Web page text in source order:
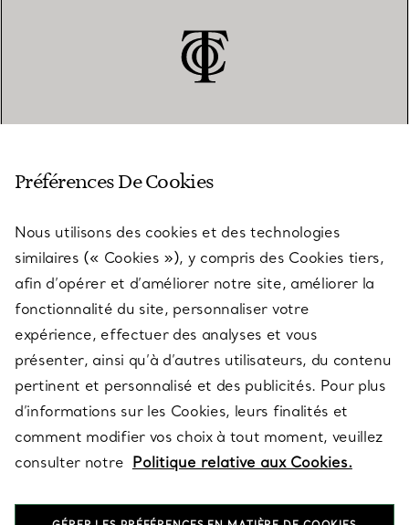
SERVICES
À PROPOS
QUESTIONS LÉGALES
SUIVEZ-NOUS
Préférences De Cookies
Nous utilisons des cookies et des technologies
similaires (« Cookies »), y compris des Cookies tiers,
afin d’opérer et d’améliorer notre site, améliorer la
fonctionnalité du site, personnaliser votre
expérience, effectuer des analyses et vous
présenter, ainsi qu’à d’autres utilisateurs, du contenu
pertinent et personnalisé et des publicités. Pour plus
d’informations sur les Cookies, leurs finalités et
comment modifier vos choix à tout moment, veuillez
consulter notre Politique relative aux Cookies.